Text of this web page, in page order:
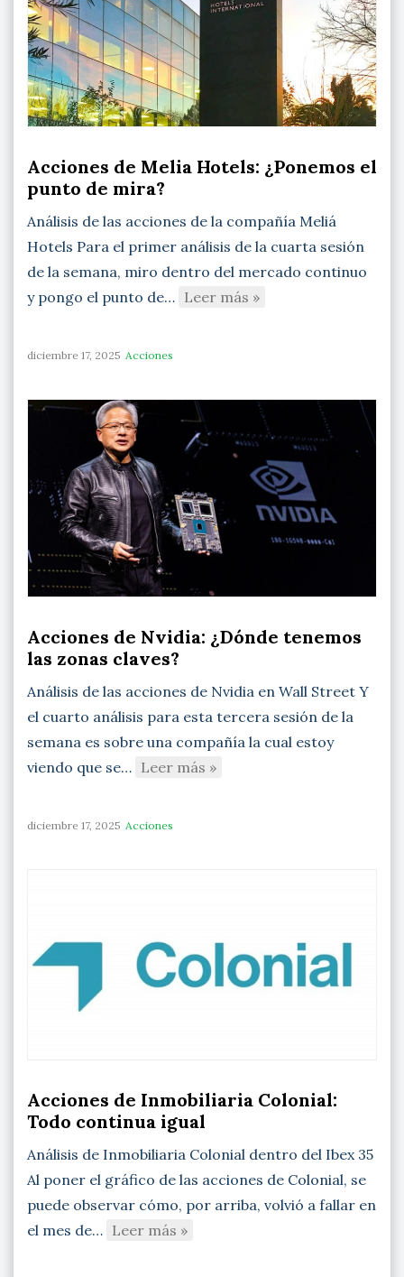
Acciones de Melia Hotels: ¿Ponemos el
punto de mira?
Análisis de las acciones de la compañía Meliá
Hotels Para el primer análisis de la cuarta sesión
de la semana, miro dentro del mercado continuo
y pongo el punto de… Leer más »
diciembre 17, 2025 Acciones
Acciones de Nvidia: ¿Dónde tenemos
las zonas claves?
Análisis de las acciones de Nvidia en Wall Street Y
el cuarto análisis para esta tercera sesión de la
semana es sobre una compañía la cual estoy
viendo que se… Leer más »
diciembre 17, 2025 Acciones
Acciones de Inmobiliaria Colonial:
Todo continua igual
Análisis de Inmobiliaria Colonial dentro del Ibex 35
Al poner el gráfico de las acciones de Colonial, se
puede observar cómo, por arriba, volvió a fallar en
el mes de… Leer más »